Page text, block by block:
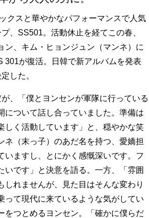
クスと華やかなパフォーマンスで人気
、SS501。活動休止を経てこの春、
ン、キム・ヒョンジュン（マンネ）に
301が復活。日韓で新アルバムを発表
した。
、「僕とヨンセンが軍隊に行っている
について話し合っていました。準備は
しく活動しています」と、穏やかな笑
ネ（末っ子）のあだ名を持つ、愛嬌担
いますし、とにかく感慨深いです。フ
いです」と決意を語る。一方、「雰囲
しれませんが、見た目はそんな変わり
って現代に来ているような気がしてい
をつとめるヨンセン。「確かに僕らだ